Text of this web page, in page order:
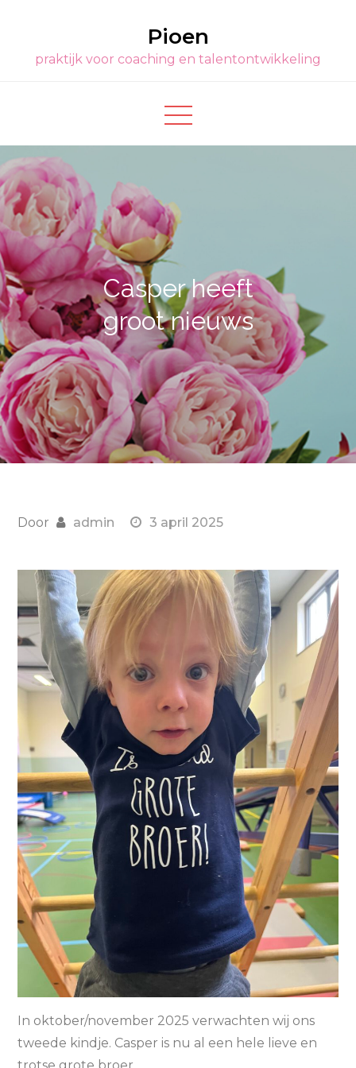
Pioen
praktijk voor coaching en talentontwikkeling
Casper heeft
groot nieuws
Door admin 3 april 2025
In oktober/november 2025 verwachten wij ons
tweede kindje. Casper is nu al een hele lieve en
trotse grote broer.